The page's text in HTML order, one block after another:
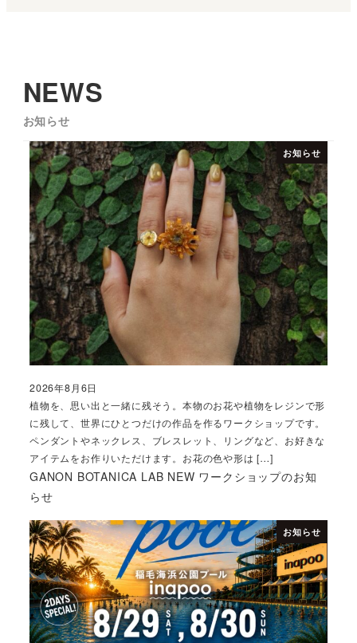
NEWS
お知らせ
お知らせ
GANON BOTANICA LAB NEW ワークショップのお知
らせ
植物を、思い出と一緒に残そう。本物のお花や植物をレジンで形
に残して、世界にひとつだけの作品を作るワークショップです。
ペンダントやネックレス、ブレスレット、リングなど、お好きな
アイテムをお作りいただけます。お花の色や形は […]
投稿日
2026年8月6日
お知らせ